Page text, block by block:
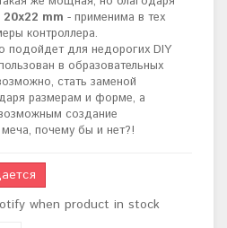
20х22 mm - применима в тех
контроллера.
подойдет для недорогих DIY
в образовательных
стать заменой
размерам и форме, а
создание
почему бы и нет?!
when product in stock